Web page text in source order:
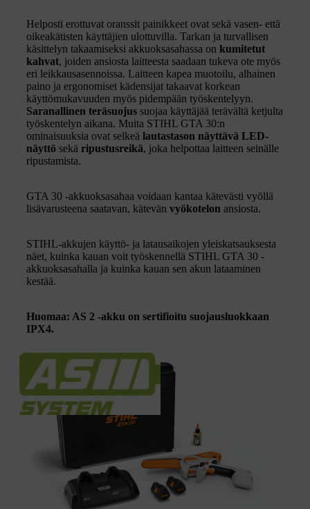
Helposti erottuvat oranssit painikkeet ovat sekä vasen- että
oikeakätisten käyttäjien ulottuvilla. Tarkan ja turvallisen
käsittelyn takaamiseksi akkuoksasahassa on kumitetut
kahvat, joiden ansiosta laitteesta saadaan tukeva ote myös
eri leikkausasennoissa. Laitteen kapea muotoilu, alhainen
paino ja ergonomiset kädensijat takaavat korkean
käyttömukavuuden myös pidempään työskentelyyn.
Saranallinen teräsuojus suojaa käyttäjää terävältä ketjulta
työskentelyn aikana. Muita STIHL GTA 30:n
ominaisuuksia ovat selkeä lautastason näyttävä LED-
näyttö sekä ripustusreikä, joka helpottaa laitteen seinälle
ripustamista.
GTA 30 -akkuoksasahaa voidaan kantaa kätevästi vyöllä
lisävarusteena saatavan, kätevän vyökotelon ansiosta.
STIHL-akkujen käyttö- ja latausaikojen yleiskatsauksesta
näet, kuinka kauan voit työskennellä STIHL GTA 30 -
akkuoksasahalla ja kuinka kauan sen akun lataaminen
kestää.
Huomaa: AS 2 -akku on sertifioitu suojausluokkaan
IPX4.